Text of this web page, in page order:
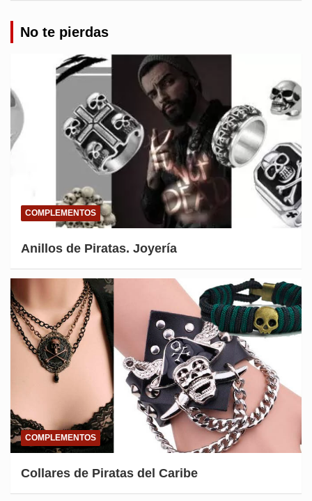
No te pierdas
COMPLEMENTOS
Anillos de Piratas. Joyería
COMPLEMENTOS
Collares de Piratas del Caribe